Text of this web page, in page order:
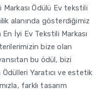
Markası Ödülü Ev tekstili
alanında gösterdiğimiz
En İyi Ev Tekstili Markası
bize olan
bu ödül, bizi
Ödülleri Yaratıcı ve estetik
farklı tasarım